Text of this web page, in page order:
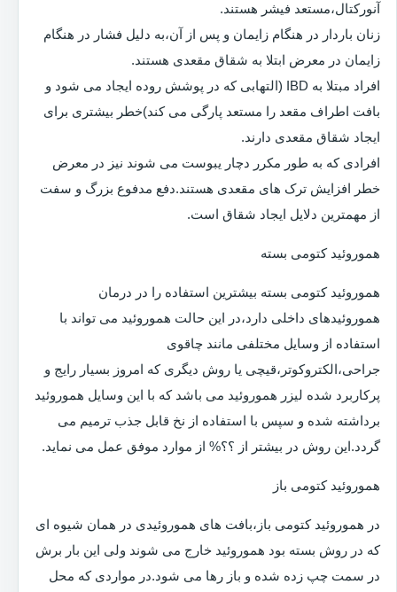
آنورکتال،مستعد فیشر هستند.
زنان باردار در هنگام زایمان و پس از آن،به دلیل فشار در هنگام
زایمان در معرض ابتلا به شقاق مقعدی هستند.
افراد مبتلا به IBD (التهابی که در پوشش روده ایجاد می شود و
بافت اطراف مقعد را مستعد پارگی می کند)خطر بیشتری برای
ایجاد شقاق مقعدی دارند.
افرادی که به طور مکرر دچار یبوست می شوند نیز در معرض
خطر افزایش ترک های مقعدی هستند.دفع مدفوع بزرگ و سفت
از مهمترین دلایل ایجاد شقاق است.
هموروئید کتومی بسته
هموروئید کتومی بسته بیشترین استفاده را در درمان
هموروئیدهای داخلی دارد،در این حالت هموروئید می تواند با
استفاده از وسایل مختلفی مانند چاقوی
جراحی،الکتروکوتر،قیچی یا روش دیگری که امروز بسیار رایج و
پرکاربرد شده لیزر هموروئید می باشد که با این وسایل هموروئید
برداشته شده و سپس با استفاده از نخ قابل جذب ترمیم می
گردد.این روش در بیشتر از ؟؟% از موارد موفق عمل می نماید.
هموروئید کتومی باز
در هموروئید کتومی باز،بافت های هموروئیدی در همان شیوه ای
که در روش بسته بود هموروئید خارج می شوند ولی این بار برش
در سمت چپ زده شده و باز رها می شود.در مواردی که محل